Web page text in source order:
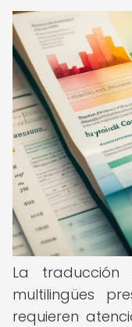
La traducción
multilingües
requieren